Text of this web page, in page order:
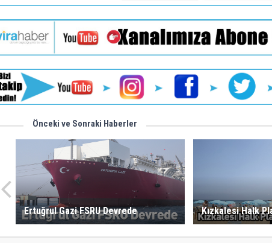
Önceki ve Sonraki Haberler
Ertuğrul Gazi FSRU Devrede Kızkalesi Halk